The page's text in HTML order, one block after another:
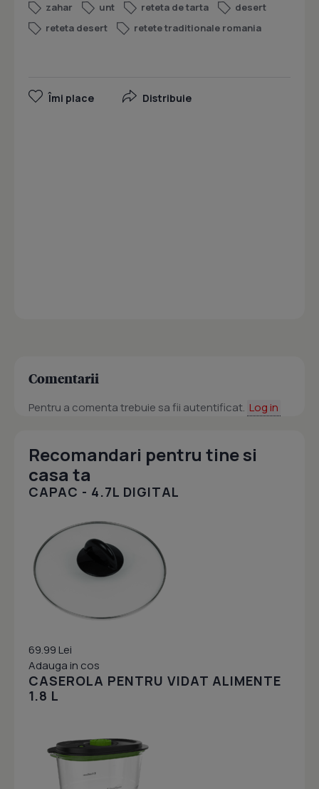
zahar
unt reteta de tarta
desert
reteta desert
retete traditionale romania
Îmi place Distribuie
Comentarii
Pentru a comenta trebuie sa fii autentificat. Log in
Recomandari pentru tine si
casa ta
CAPAC - 4.7L DIGITAL
69.99 Lei
Adauga in cos
CASEROLA PENTRU VIDAT ALIMENTE
1.8 L